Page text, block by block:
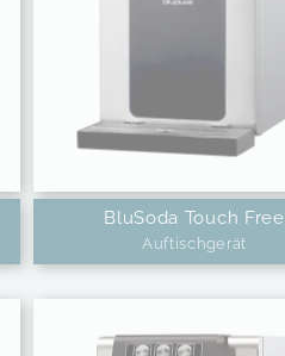
BluSoda Touch Free
Auftischgerät